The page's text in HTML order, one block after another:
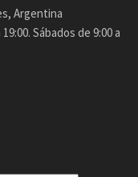
Argentina
Sábados de 9:00 a